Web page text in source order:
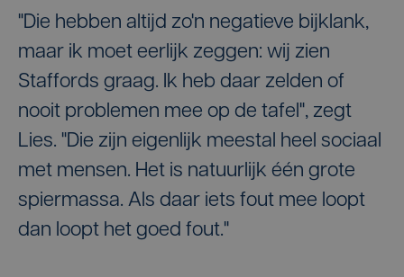
"Die hebben altijd zo'n negatieve bijklank,
maar ik moet eerlijk zeggen: wij zien
Staffords graag. Ik heb daar zelden of
nooit problemen mee op de tafel", zegt
Lies. "Die zijn eigenlijk meestal heel sociaal
met mensen. Het is natuurlijk één grote
spiermassa. Als daar iets fout mee loopt
dan loopt het goed fout."